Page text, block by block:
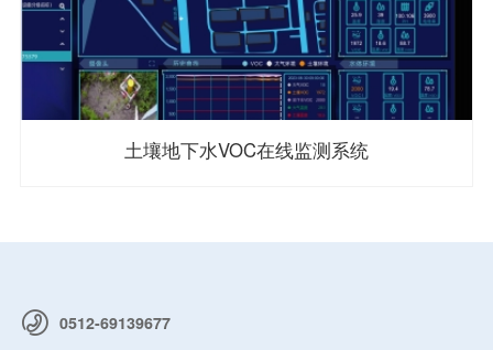
土壤地下水VOC在线监测系统
0512-69139677